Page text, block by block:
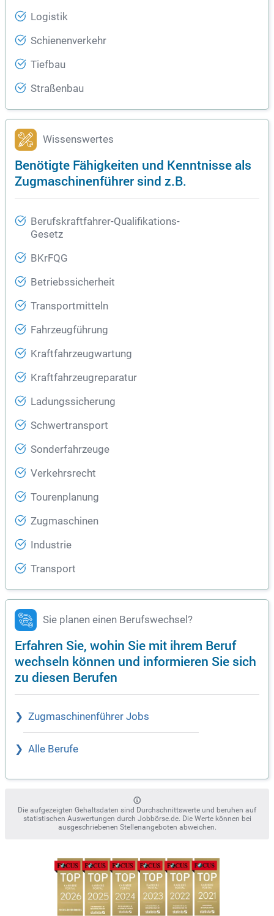
Logistik
Schienenverkehr
Tiefbau
Straßenbau
Wissenswertes
Benötigte Fähigkeiten und Kenntnisse als
Zugmaschinenführer sind z.B.
Berufskraftfahrer-Qualifikations-
Gesetz
BKrFQG
Betriebssicherheit
Transportmitteln
Fahrzeugführung
Kraftfahrzeugwartung
Kraftfahrzeugreparatur
Ladungssicherung
Schwertransport
Sonderfahrzeuge
Verkehrsrecht
Tourenplanung
Zugmaschinen
Industrie
Transport
Sie planen einen Berufswechsel?
Erfahren Sie, wohin Sie mit ihrem Beruf
wechseln können und informieren Sie sich
zu diesen Berufen
Zugmaschinenführer Jobs
Alle Berufe
Die aufgezeigten Gehaltsdaten sind Durchschnittswerte und beruhen auf
statistischen Auswertungen durch Jobbörse.de. Die Werte können bei
ausgeschriebenen Stellenangeboten abweichen.